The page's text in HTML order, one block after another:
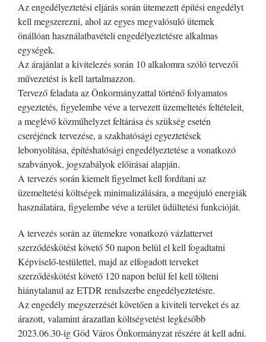
Az engedélyeztetési eljárás során ütemezett építési engedélyt
kell megszerezni, ahol az egyes megvalósuló ütemek
önállóan használatbavételi engedélyeztetésre alkalmas
egységek.
Az árajánlat a kivitelezés során 10 alkalomra szóló tervezői
művezetést is kell tartalmazzon.
Tervező feladata az Önkormányzattal történő folyamatos
egyeztetés, figyelembe véve a tervezett üzemeltetés feltételeit,
a meglévő közműhelyzet feltárása és szükség esetén
cseréjének tervezése, a szakhatósági egyeztetések
lebonyolítása, építéshatósági engedélyeztetése a vonatkozó
szabványok, jogszabályok előírásai alapján.
A tervezés során kiemelt figyelmet kell fordítani az
üzemeltetési költségek minimalizálására, a megújuló energiák
használatára, figyelembe véve a terület üdültetési funkcióját.
A tervezés során az ütemekre vonatkozó vázlattervet
szerződéskötést követő 50 napon belül el kell fogadtatni
Képviselő-testülettel, majd az elfogadott terveket
szerződéskötést követő 120 napon belül fel kell tölteni
hiánytalanul az ETDR rendszerbe engedélyeztetésre.
Az engedély megszerzését követően a kiviteli terveket és az
árazott, valamint árazatlan költségvetést legkésőbb
2023.06.30-ig Göd Város Önkormányzat részére át kell adni.